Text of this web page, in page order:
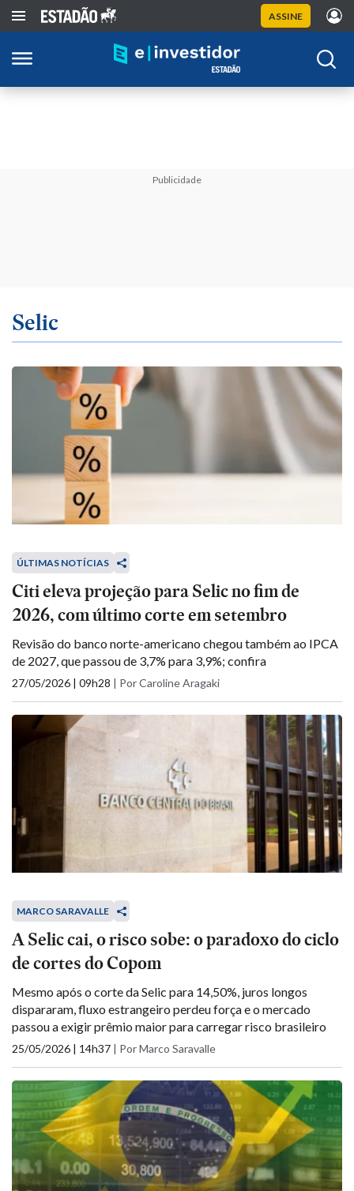
ASSINE
Publicidade
Selic
ÚLTIMAS NOTÍCIAS
Citi eleva projeção para Selic no fim de
2026, com último corte em setembro
Revisão do banco norte-americano chegou também ao IPCA
de 2027, que passou de 3,7% para 3,9%; confira
27/05/2026 | 09h28 | Por Caroline Aragaki
MARCO SARAVALLE
A Selic cai, o risco sobe: o paradoxo do ciclo
de cortes do Copom
Mesmo após o corte da Selic para 14,50%, juros longos
dispararam, fluxo estrangeiro perdeu força e o mercado
passou a exigir prêmio maior para carregar risco brasileiro
25/05/2026 | 14h37 | Por Marco Saravalle